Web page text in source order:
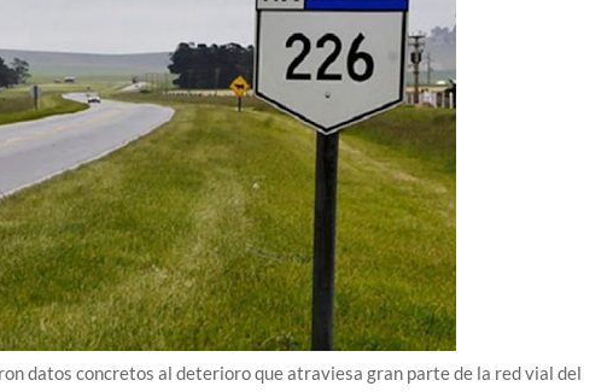
datos concretos al deterioro que atraviesa gran parte de la red vial del